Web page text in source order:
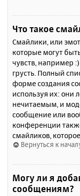
Что такое
Смайлики, или
которые могут
чувств, например
грусть. Полный
форме создания
используя их: они
нечитаемым, и
сообщение или
конференции
смайликов,
Вернуться к
Могу ли я
сообщениям?